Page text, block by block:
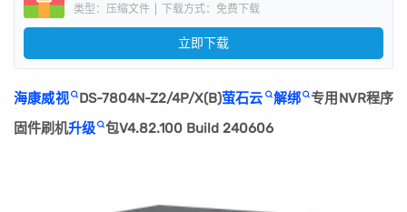
类型：压缩文件 下载方式：免费下载
立即下载
海康威视 DS-7804N-Z2/4P/X(B)萤石云 解绑
专用NVR程序
固件刷机升级 包V4.82.100 Build 240606